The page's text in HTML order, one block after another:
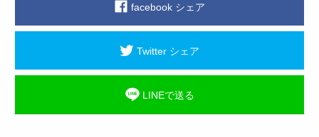
facebook シェア
Twitter シェア
LINEで送る